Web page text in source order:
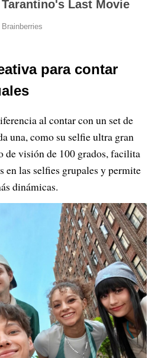
para contar
al contar con un set de
una, como su selfie ultra gran
de visión de 100 grados, facilita
en las selfies grupales y permite
dinámicas.